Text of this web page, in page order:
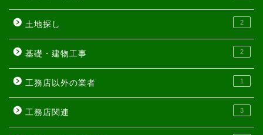
土地探し 2
基礎・建物工事 2
工務店以外の業者 1
工務店関連 3